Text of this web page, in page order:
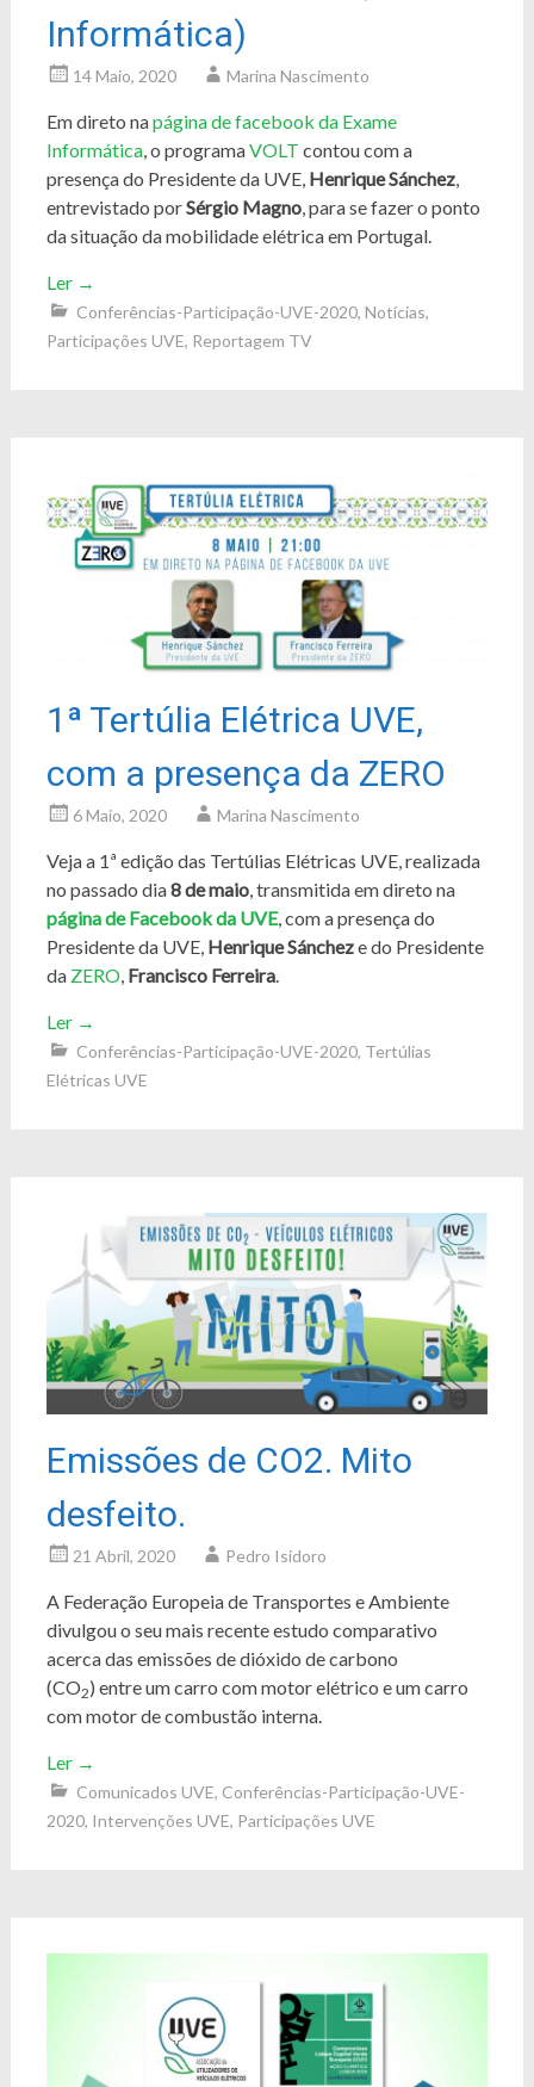
Informática)
14 Maio, 2020 Marina Nascimento
Em direto napágina de facebook da Exame
Informática​, o programaVOLT contou com a
presença do Presidente da UVE, Henrique Sánchez,
entrevistado porSérgio Magno​, para se fazer o ponto
da situação da mobilidade elétrica em Portugal.
Ler →
Conferências-Participação-UVE-2020, Notícias,
Participações UVE, Reportagem TV
1ª Tertúlia Elétrica UVE,
com a presença da ZERO
6 Maio, 2020 Marina Nascimento
Veja a 1ª edição das Tertúlias Elétricas UVE, realizada
no passado dia8 de maio, transmitida em direto na
página de Facebook da UVE, com a presença do
Presidente da UVE, Henrique Sáncheze do Presidente
da ZERO, Francisco Ferreira.
Ler →
Conferências-Participação-UVE-2020, Tertúlias
Elétricas UVE
Emissões de CO2. Mito
desfeito.
21 Abril, 2020 Pedro Isidoro
A Federação Europeia de Transportes e Ambiente
divulgou o seu mais recente estudo comparativo
acerca das emissões de dióxido de carbono
(CO2) entre um carro com motor elétrico e um carro
com motor de combustão interna.
Ler →
Comunicados UVE, Conferências-Participação-UVE-
2020, Intervenções UVE, Participações UVE